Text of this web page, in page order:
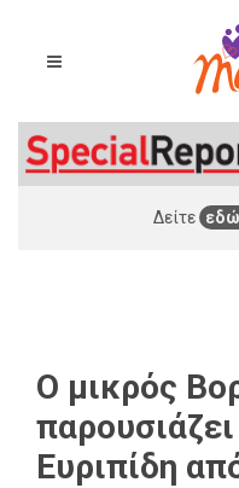
Δείτε εδώ
Ο μικρός
Ευριπίδη